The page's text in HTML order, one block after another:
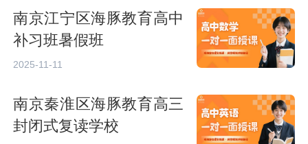
南京江宁区海豚教育高中
补习班暑假班
2025-11-11
南京秦淮区海豚教育高三
封闭式复读学校